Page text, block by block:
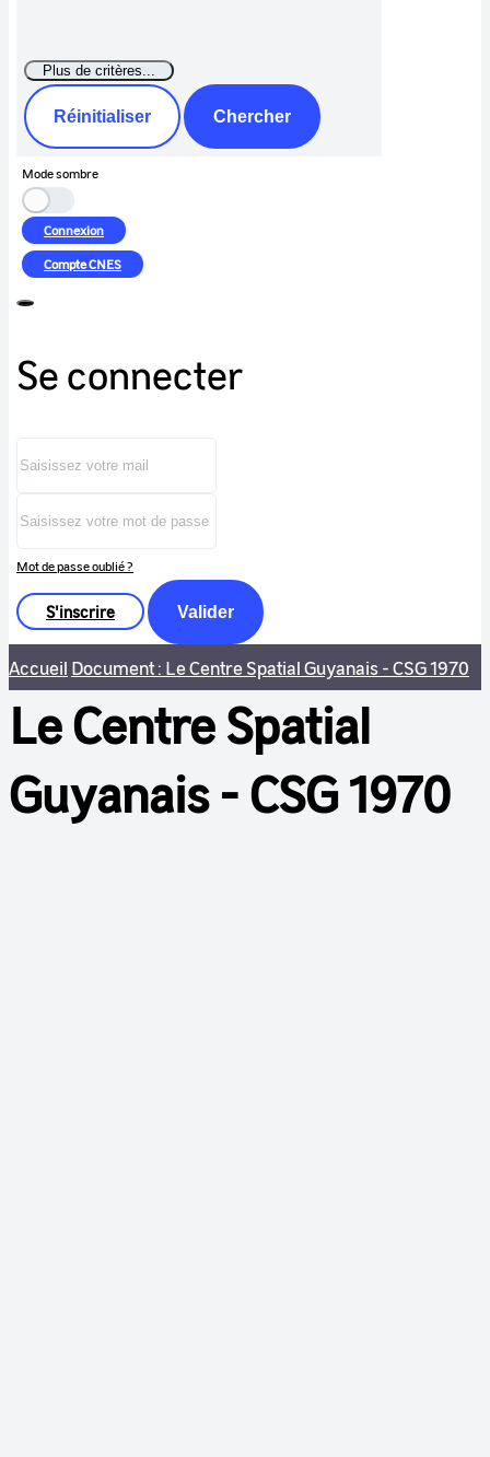
Réinitialiser Chercher
Mode sombre
Connexion
CompteCNES
Se connecter
Mot de passe oublié ?
S'inscrire Valider
Accueil Document : Le Centre Spatial Guyanais - CSG 1970
Le Centre Spatial
Guyanais - CSG 1970